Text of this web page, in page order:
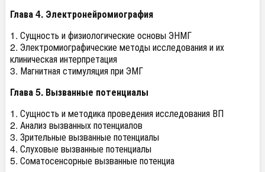
Глава 4. Электронейромиография
1. Сущность и физиологические основы ЭНМГ
2. Электромиографические методы исследования и их
клиническая интерпретация
3. Магнитная стимуляция при ЭМГ
Глава 5. Вызванные потенциалы
1. Сущность и методика проведения исследования ВП
2. Анализ вызванных потенциалов
3. Зрительные вызванные потенциалы
4. Слуховые вызванные потенциалы
5. Соматосенсорные вызванные потенциа